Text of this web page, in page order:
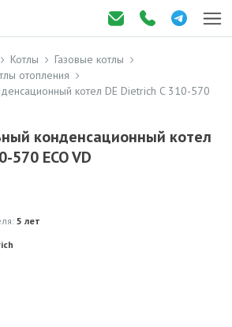
Котлы
Газовые котлы
отопления
котел DE Dietrich C 310-570
конденсационный котел
570 ECO VD
5 лет